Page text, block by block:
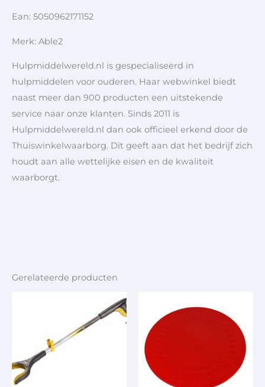
Ean: 5050962171152
Merk: Able2
Hulpmiddelwereld.nl is gespecialiseerd in
hulpmiddelen voor ouderen. Haar webwinkel biedt
naast meer dan 900 producten een uitstekende
service naar onze klanten. Sinds 2011 is
Hulpmiddelwereld.nl dan ook officieel erkend door de
Thuiswinkelwaarborg. Dit geeft aan dat het bedrijf zich
houdt aan alle wettelijke eisen en de kwaliteit
waarborgt.
Gerelateerde producten